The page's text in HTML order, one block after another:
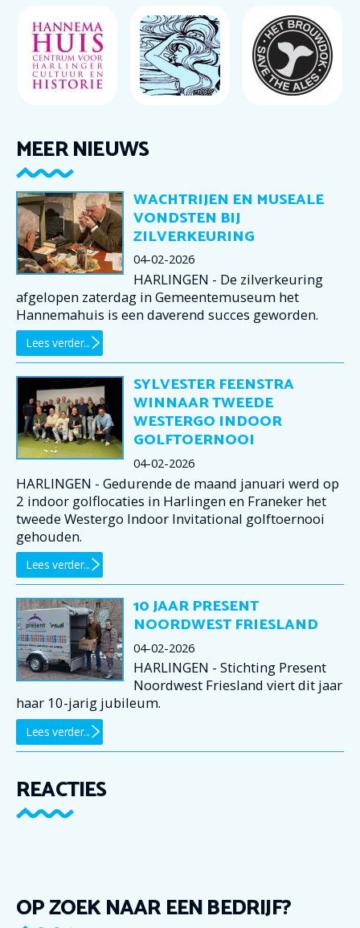
MEER NIEUWS
WACHTRIJEN EN MUSEALE
VONDSTEN BIJ
ZILVERKEURING
04-02-2026
HARLINGEN - De zilverkeuring
afgelopen zaterdag in Gemeentemuseum het
Hannemahuis is een daverend succes geworden.
Lees verder...
SYLVESTER FEENSTRA
WINNAAR TWEEDE
WESTERGO INDOOR
GOLFTOERNOOI
04-02-2026
HARLINGEN - Gedurende de maand januari werd op
2 indoor golflocaties in Harlingen en Franeker het
tweede Westergo Indoor Invitational golftoernooi
gehouden.
Lees verder...
10 JAAR PRESENT
NOORDWEST FRIESLAND
04-02-2026
HARLINGEN - Stichting Present
Noordwest Friesland viert dit jaar
haar 10-jarig jubileum.
Lees verder...
REACTIES
OP ZOEK NAAR EEN BEDRIJF?